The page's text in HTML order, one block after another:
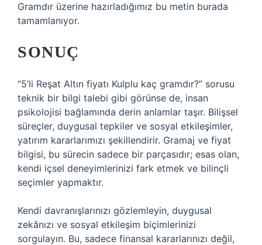
Gramdır üzerine hazırladığımız bu metin burada
tamamlanıyor.
SONUÇ
“5’li Reşat Altın fiyatı Kulplu kaç gramdır?” sorusu
teknik bir bilgi talebi gibi görünse de, insan
psikolojisi bağlamında derin anlamlar taşır. Bilişsel
süreçler, duygusal tepkiler ve sosyal etkileşimler,
yatırım kararlarımızı şekillendirir. Gramaj ve fiyat
bilgisi, bu sürecin sadece bir parçasıdır; esas olan,
kendi içsel deneyimlerinizi fark etmek ve bilinçli
seçimler yapmaktır.
Kendi davranışlarınızı gözlemleyin, duygusal
zekânızı ve sosyal etkileşim biçimlerinizi
sorgulayın. Bu, sadece finansal kararlarınızı değil,